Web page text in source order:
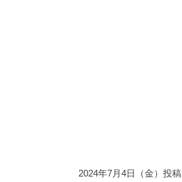
2024年7月4日（金）投稿